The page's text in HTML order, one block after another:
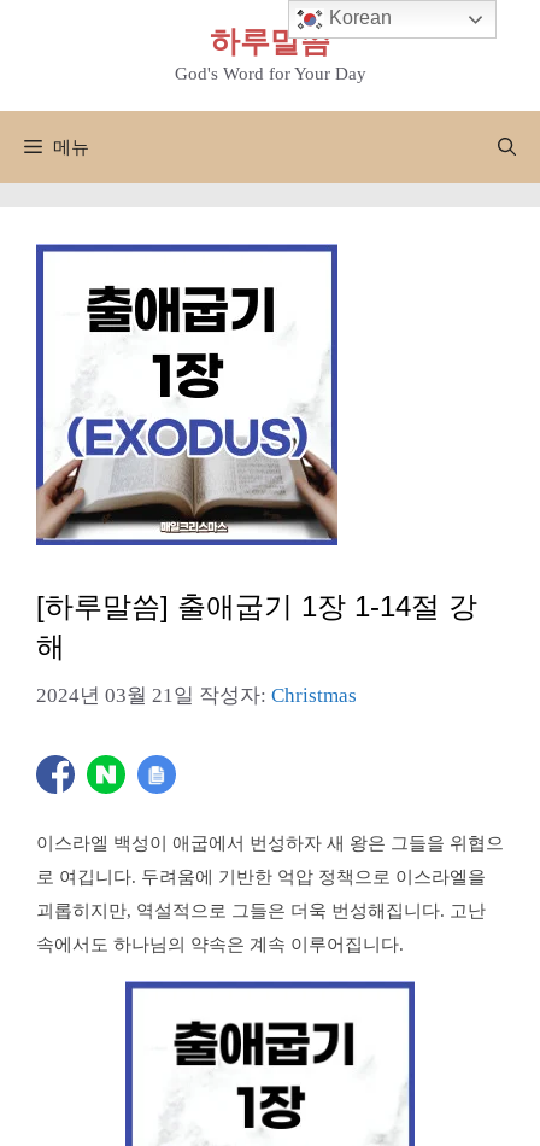
하루말씀
God's Word for Your Day
메뉴
[하루말씀] 출애굽기 1장 1-14절 강
해
2024년 03월 21일 작성자: Christmas
이스라엘 백성이 애굽에서 번성하자 새 왕은 그들을 위협으
로 여깁니다. 두려움에 기반한 억압 정책으로 이스라엘을
괴롭히지만, 역설적으로 그들은 더욱 번성해집니다. 고난
속에서도 하나님의 약속은 계속 이루어집니다.
Korean